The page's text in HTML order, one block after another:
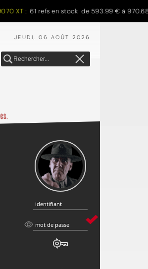
: 61 refs en stock de 593.99 € à 970.68 €
JEUDI, 06 AOÛT 2026
identifiant
identifiant
mot
mot de passe